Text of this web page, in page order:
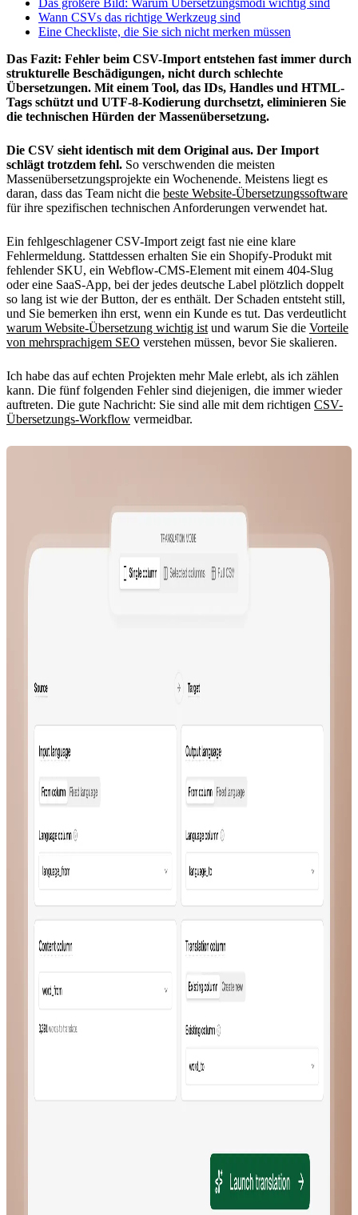
Das größere Bild: Warum Übersetzungsmodi wichtig sind
Wann CSVs das richtige Werkzeug sind
Eine Checkliste, die Sie sich nicht merken müssen
Das Fazit: Fehler beim CSV-Import entstehen fast immer durch
strukturelle Beschädigungen, nicht durch schlechte
Übersetzungen. Mit einem Tool, das IDs, Handles und HTML-
Tags schützt und UTF-8-Kodierung durchsetzt, eliminieren Sie
die technischen Hürden der Massenübersetzung.
Die CSV sieht identisch mit dem Original aus. Der Import
schlägt trotzdem fehl. So verschwenden die meisten
Massenübersetzungsprojekte ein Wochenende. Meistens liegt es
daran, dass das Team nicht die beste Website-Übersetzungssoftware
für ihre spezifischen technischen Anforderungen verwendet hat.
Ein fehlgeschlagener CSV-Import zeigt fast nie eine klare
Fehlermeldung. Stattdessen erhalten Sie ein Shopify-Produkt mit
fehlender SKU, ein Webflow-CMS-Element mit einem 404-Slug
oder eine SaaS-App, bei der jedes deutsche Label plötzlich doppelt
so lang ist wie der Button, der es enthält. Der Schaden entsteht still,
und Sie bemerken ihn erst, wenn ein Kunde es tut. Das verdeutlicht
warum Website-Übersetzung wichtig ist und warum Sie die Vorteile
von mehrsprachigem SEO verstehen müssen, bevor Sie skalieren.
Ich habe das auf echten Projekten mehr Male erlebt, als ich zählen
kann. Die fünf folgenden Fehler sind diejenigen, die immer wieder
auftreten. Die gute Nachricht: Sie sind alle mit dem richtigen CSV-
Übersetzungs-Workflow vermeidbar.